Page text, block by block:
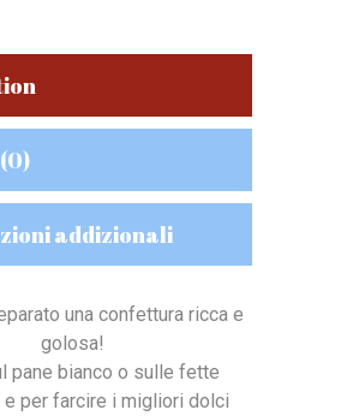
addizionali
una confettura ricca e
golosa!
pane bianco o sulle fette
per farcire i migliori dolci